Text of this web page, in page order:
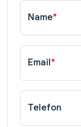
Name*
Email*
Telefon